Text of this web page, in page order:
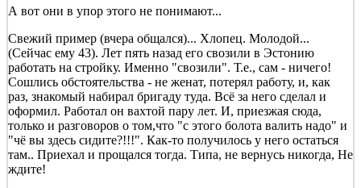
А вот они в упор этого не понимают...
Свежий пример (вчера общался)... Хлопец. Молодой...
(Сейчас ему 43). Лет пять назад его свозили в Эстонию
работать на стройку. Именно "свозили". Т.е., сам - ничего!
Сошлись обстоятельства - не женат, потерял работу, и, как
раз, знакомый набирал бригаду туда. Всё за него сделал и
оформил. Работал он вахтой пару лет. И, приезжая сюда,
только и разговоров о том,что "с этого болота валить надо" и
"чё вы здесь сидите?!!!". Как-то получилось у него остаться
там.. Приехал и прощался тогда. Типа, не вернусь никогда, Не
ждите!